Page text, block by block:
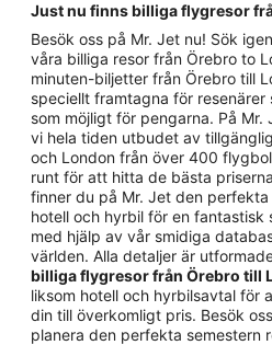
Just nu finns billiga flygresor
Besök oss på Mr. Jet nu! Sök
våra billiga resor från Örebro to
minuten-biljetter från Örebro till
speciellt framtagna för
som möjligt för pengarna. På
vi hela tiden utbudet av
och London från över 400
runt för att hitta de bästa
finner du på Mr. Jet den
hotell och hyrbil för en fantastisk
med hjälp av vår smidiga
världen. Alla detaljer är
billiga flygresor från Örebro till
liksom hotell och hyrbilsavtal för
din till överkomligt pris. Besök
planera den perfekta semestern